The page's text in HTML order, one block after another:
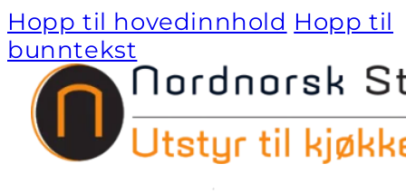
Hopp til hovedinnhold Hopp til
bunntekst